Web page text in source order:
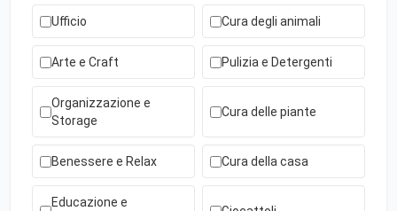
Ufficio Cura degli animali
Arte e Craft Pulizia e Detergenti
Organizzazione e
Storage
Cura delle piante
Benessere e Relax Cura della casa
Educazione e